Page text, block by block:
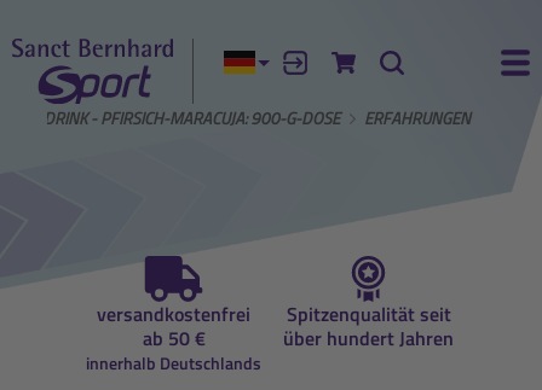
Aktuelle Sprache:
AnmeldenZum Warenkorb
Suche
- PFIRSICH-MARACUJA: 900-G-DOSE ERFAHRUNGEN
versandkostenfrei
ab 50 €
innerhalb Deutschlands
Spitzenqualität seit
über hundert Jahren